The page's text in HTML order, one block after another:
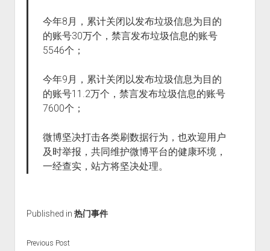
今年8月，累计关闭以发布垃圾信息为目的
的账号30万个，禁言发布垃圾信息的账号
5546个；
今年9月，累计关闭以发布垃圾信息为目的
的账号11.2万个，禁言发布垃圾信息的账号
7600个；
微博坚决打击各类刷数据行为，也欢迎用户
及时举报，共同维护微博平台的健康环境，
一经查实，站方将坚决处理。
Published in 热门事件
Previous Post